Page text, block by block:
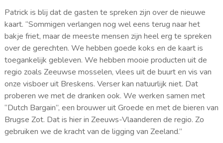
Patrick is blij dat de gasten te spreken zijn over de nieuwe
kaart. “Sommigen verlangen nog wel eens terug naar het
bakje friet, maar de meeste mensen zijn heel erg te spreken
over de gerechten. We hebben goede koks en de kaart is
toegankelijk gebleven. We hebben mooie producten uit de
regio zoals Zeeuwse mosselen, vlees uit de buurt en vis van
onze visboer uit Breskens. Verser kan natuurlijk niet. Dat
proberen we met de dranken ook. We werken samen met
“Dutch Bargain”, een brouwer uit Groede en met de bieren van
Brugse Zot. Dat is hier in Zeeuws-Vlaanderen de regio. Zo
gebruiken we de kracht van de ligging van Zeeland.”